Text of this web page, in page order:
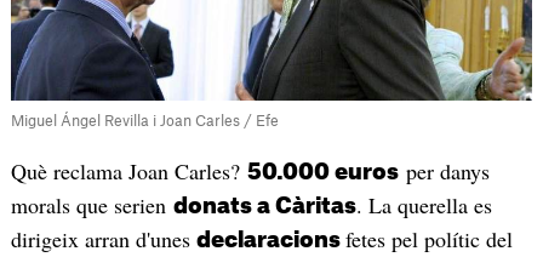
Miguel Ángel Revilla i Joan Carles / Efe
Què reclama Joan Carles? 50.000 eurosper danys
morals que serien donats a Càritas. La querella es
dirigeix arran d'unes declaracions fetes pel polític del